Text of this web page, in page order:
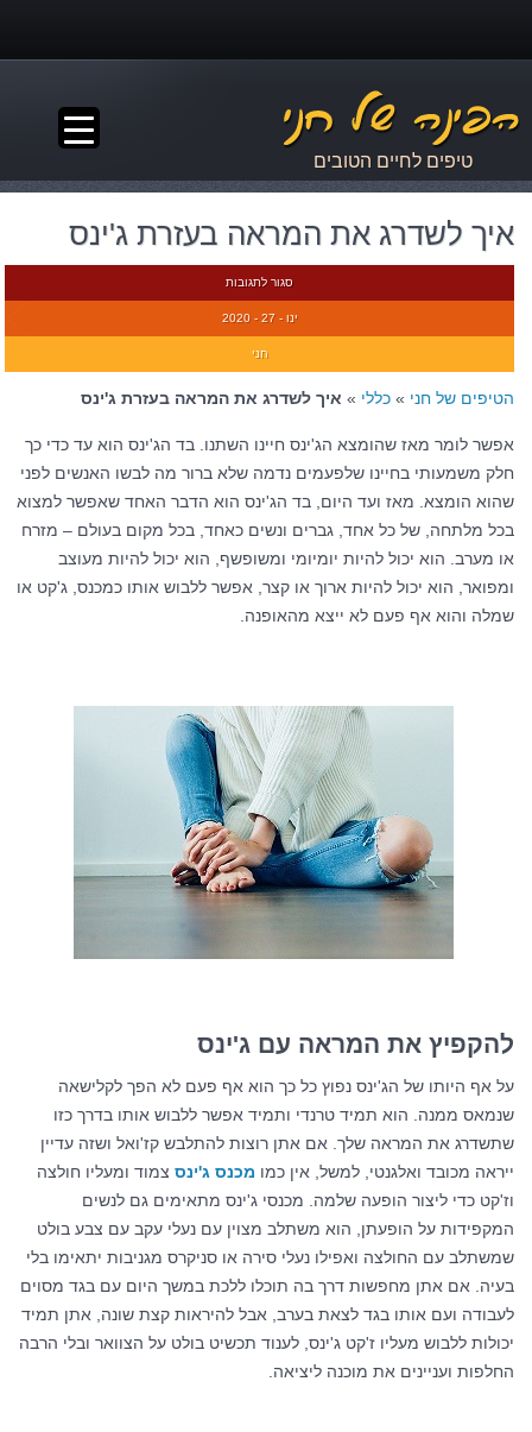
טיפים לחיים הטובים
איך לשדרג את המראה בעזרת ג'ינס
סגור לתגובות
ינו - 27 - 2020
חני
הטיפים של חני » כללי » איך לשדרג את המראה בעזרת ג'ינס
אפשר לומר מאז שהומצא הג'ינס חיינו השתנו. בד הג'ינס הוא עד כדי כך
חלק משמעותי בחיינו שלפעמים נדמה שלא ברור מה לבשו האנשים לפני
שהוא הומצא. מאז ועד היום, בד הג'ינס הוא הדבר האחד שאפשר למצוא
בכל מלתחה, של כל אחד, גברים ונשים כאחד, בכל מקום בעולם – מזרח
או מערב. הוא יכול להיות יומיומי ומשופשף, הוא יכול להיות מעוצב
ומפואר, הוא יכול להיות ארוך או קצר, אפשר ללבוש אותו כמכנס, ג'קט או
שמלה והוא אף פעם לא ייצא מהאופנה.
להקפיץ את המראה עם ג'ינס
על אף היותו של הג'ינס נפוץ כל כך הוא אף פעם לא הפך לקלישאה
שנמאס ממנה. הוא תמיד טרנדי ותמיד אפשר ללבוש אותו בדרך כזו
שתשדרג את המראה שלך. אם אתן רוצות להתלבש קז'ואל ושזה עדיין
ייראה מכובד ואלגנטי, למשל, אין כמו מכנס ג'ינס צמוד ומעליו חולצה
וז'קט כדי ליצור הופעה שלמה. מכנסי ג'ינס מתאימים גם לנשים
המקפידות על הופעתן, הוא משתלב מצוין עם נעלי עקב עם צבע בולט
שמשתלב עם החולצה ואפילו נעלי סירה או סניקרס מגניבות יתאימו בלי
בעיה. אם אתן מחפשות דרך בה תוכלו ללכת במשך היום עם בגד מסוים
לעבודה ועם אותו בגד לצאת בערב, אבל להיראות קצת שונה, אתן תמיד
יכולות ללבוש מעליו ז'קט ג'ינס, לענוד תכשיט בולט על הצוואר ובלי הרבה
החלפות ועניינים את מוכנה ליציאה.